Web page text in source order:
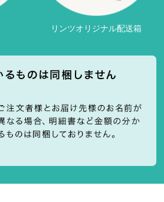
リンツオリジナル配送箱